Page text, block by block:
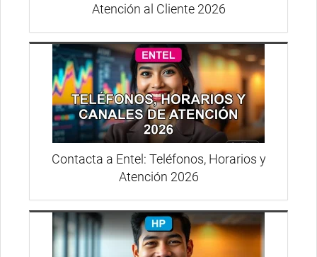
Atención al Cliente 2026
Contacta a Entel: Teléfonos, Horarios y
Atención 2026